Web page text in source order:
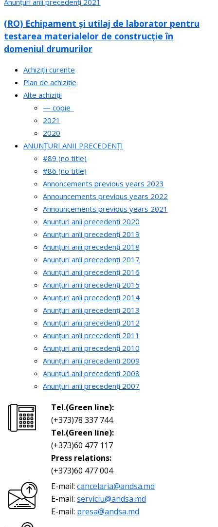
Anunțuri anii precedenți 2021
(RO) Echipament și utilaj de laborator pentru
testarea materialelor de construcție în
domeniul drumurilor
Achiziții curente
Plan de achiziție
Alte achiziții
— copie_
2021
2020
ANUNȚURI ANII PRECEDENȚI
#89 (no title)
#86 (no title)
Annoncements previous years 2023
Announcements previous years 2022
Announcements previous years 2021
Anunțuri anii precedenți 2020
Anunțuri anii precedenți 2019
Anunțuri anii precedenți 2018
Anunțuri anii precedenți 2017
Anunțuri anii precedenți 2016
Anunțuri anii precedenți 2015
Anunțuri anii precedenți 2014
Anunțuri anii precedenți 2013
Anunțuri anii precedenți 2012
Anunțuri anii precedenți 2011
Anunțuri anii precedenți 2010
Anunțuri anii precedenți 2009
Anunțuri anii precedenți 2008
Anunțuri anii precedenți 2007
Tel.(Green line):
(+373)78 337 744
Tel.(Green line):
(+373)60 477 117
Press relations:
(+373)60 477 004
E-mail: cancelaria@andsa.md
E-mail: serviciu@andsa.md
E-mail: presa@andsa.md